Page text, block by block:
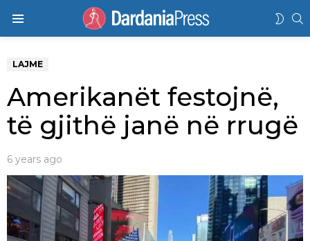
LAJME
Amerikanët festojnë,
të gjithë janë në rrugë
6 years ago